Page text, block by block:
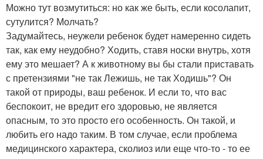
Можно тут возмутиться: но как же быть, если косолапит,
сутулится? Молчать?
Задумайтесь, неужели ребенок будет намеренно сидеть
так, как ему неудобно? Ходить, ставя носки внутрь, хотя
ему это мешает? А к животному вы бы стали приставать
с претензиями "не так Лежишь, не так Ходишь"? Он
такой от природы, ваш ребенок. И если то, что вас
беспокоит, не вредит его здоровью, не является
опасным, то это просто его особенность. Он такой, и
любить его надо таким. В том случае, если проблема
медицинского характера, сколиоз или еще что-то - то ее